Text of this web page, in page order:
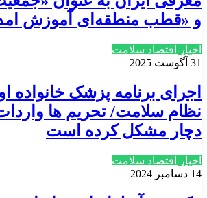
و «قطب منطقه‌ای آموزش
اخبار اقتصاد سلامت
31 آگوست 2025
اجرای برنامه پزشک خانواده
نظام سلامت/ تحریم ها
دچار مشکل کرده است
اخبار اقتصاد سلامت
14 دسامبر 2024